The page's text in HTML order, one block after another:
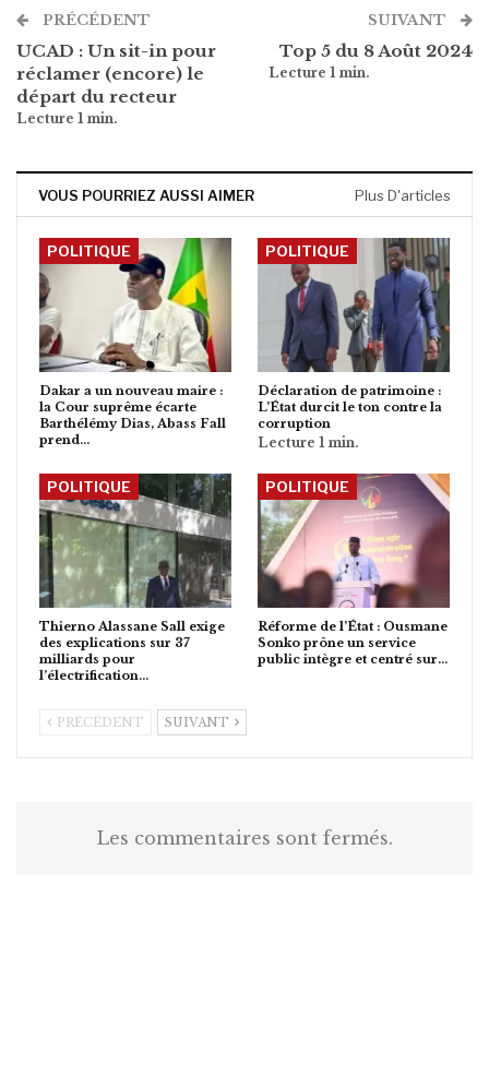
PRÉCÉDENT
UCAD : Un sit-in pour
réclamer (encore) le
départ du recteur
SUIVANT
Top 5 du 8 Août 2024
VOUS POURRIEZ AUSSI AIMER Plus D'articles
POLITIQUE
Dakar a un nouveau maire :
la Cour suprême écarte
Barthélémy Dias, Abass Fall
prend…
POLITIQUE
Déclaration de patrimoine :
L’État durcit le ton contre la
corruption
POLITIQUE
Thierno Alassane Sall exige
des explications sur 37
milliards pour
l’électrification…
POLITIQUE
Réforme de l’État : Ousmane
Sonko prône un service
public intègre et centré sur…
PRÉCÉDENT SUIVANT
Les commentaires sont fermés.